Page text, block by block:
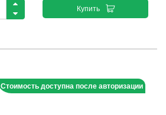
Купить
Стоимость доступна после авторизации